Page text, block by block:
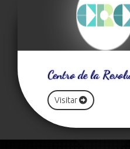
Centro de la
Visitar